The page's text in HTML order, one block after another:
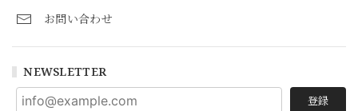
お問い合わせ
NEWSLETTER
登録